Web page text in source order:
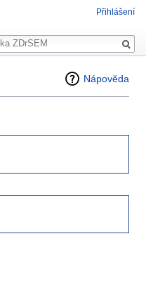
Nápověda
Přihlášení